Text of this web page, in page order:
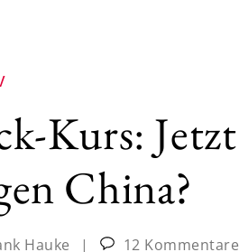
Kurs: Jetzt
China?
Hauke |
12 Kommentare